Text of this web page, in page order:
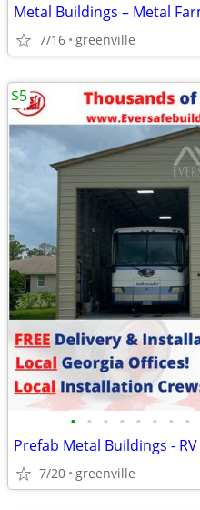
Metal Buildings – Metal
7/16 greenville
• • • • • • • •
Prefab Metal Buildings -
7/20 greenville
$5